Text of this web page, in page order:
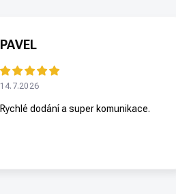
PAVEL
14.7.2026
Rychlé dodání a super komunikace.